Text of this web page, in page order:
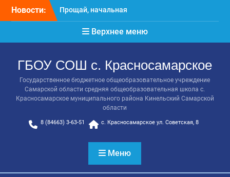
Новости:
Расписание консультаций
выпускников 9 класса
Класс года
Последний звонок
ТОП «Ребёнок не прошёл
на бюджет. Как получить
господдержку и
сохранить семейный
школа!
Верхнее меню
ГБОУ СОШ с. Красносамарское
Государственное бюджетное общеобразовательное учреждение
Самарской области средняя общеобразовательная школа с.
Красносамарское муниципального района Кинельский Самарской
области
8 (84663) 3-63-51 с. Красносамарское ул. Советская, 8
Меню